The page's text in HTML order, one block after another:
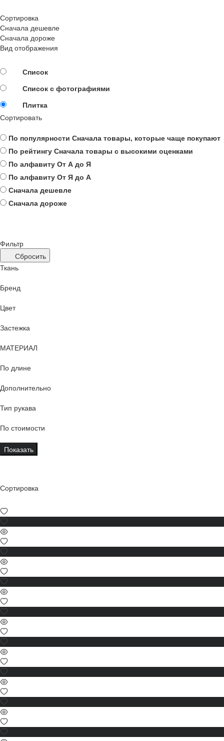
Сортировка
Сначала дешевле
Сначала дороже
Вид отображения
Список
Список с фотографиями
Плитка
Сортировать
По популярности Сначала товары, которые чаще покупают
По рейтингу Сначала товары с высокими оценками
По алфавиту От А до Я
По алфавиту От Я до А
Сначала дешевле
Сначала дороже
Фильтр
Сбросить
Ткань
Бренд
Цвет
Застежка
МАТЕРИАЛ
По длине
Дополнительно
Тип рукава
По стоимости
Показать
Сортировка